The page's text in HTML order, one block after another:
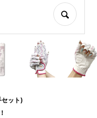
ット)